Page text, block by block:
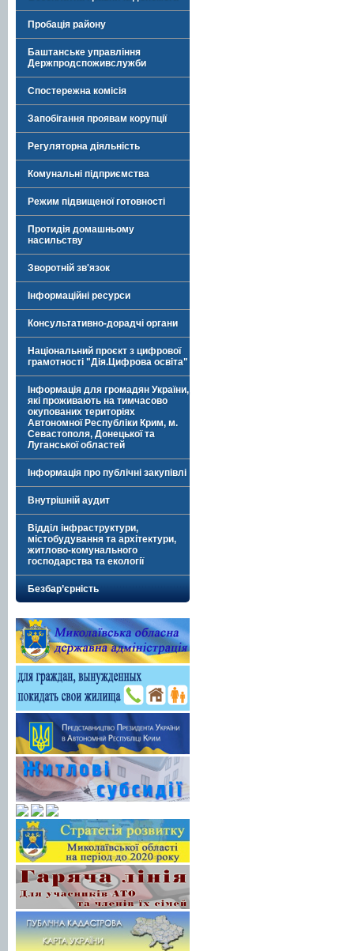
Пробація району
Баштанське управління
Держпродспоживслужби
Спостережна комісія
Запобігання проявам корупції
Регуляторна діяльність
Комунальні підприємства
Режим підвищеної готовності
Протидія домашньому
насильству
Зворотній зв'язок
Інформаційні ресурси
Консультативно-дорадчі органи
Національний проєкт з цифрової
грамотності "Дія.Цифрова освіта"
Інформація для громадян України,
які проживають на тимчасово
окупованих територіях
Автономної Республіки Крим, м.
Севастополя, Донецької та
Луганської областей
Інформація про публічні закупівлі
Внутрішній аудит
Відділ інфраструктури,
містобудування та архітектури,
житлово-комунального
господарства та екології
Безбар’єрність